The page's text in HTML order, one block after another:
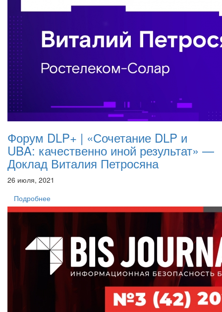
Форум DLP+ | «Сочетание DLP и
UBA: качественно иной результат» —
Доклад Виталия Петросяна
26 июля, 2021
Подробнее